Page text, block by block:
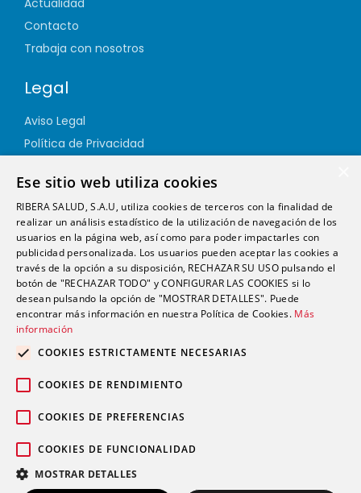
Actualidad
Contacto
Trabaja con nosotros
Legal
Aviso Legal
Política de Privacidad
Política de Calidad
Política de Seguridad
Canal Ético
Dirección
info@futurshealth.com
planta Elche 03203 (Alicante)
English
Español
Copyright 2026. Futurs Health. v 4.0.
Ese sitio web utiliza cookies
RIBERA SALUD, S.A.U, utiliza cookies de terceros con la finalidad de
realizar un análisis estadístico de la utilización de navegación de los
usuarios en la página web, así como para poder impactarles con
publicidad personalizada. Los usuarios pueden aceptar las cookies a
través de la opción a su disposición, RECHAZAR SU USO pulsando el
botón de "RECHAZAR TODO" y CONFIGURAR LAS COOKIES si lo
desean pulsando la opción de "MOSTRAR DETALLES". Puede
encontrar más información en nuestra Política de Cookies. Más
información
COOKIES ESTRICTAMENTE NECESARIAS
COOKIES DE RENDIMIENTO
COOKIES DE PREFERENCIAS
COOKIES DE FUNCIONALIDAD
MOSTRAR DETALLES